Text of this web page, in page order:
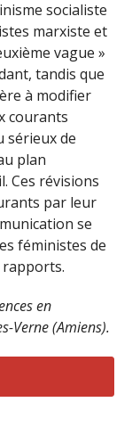
socialiste
marxiste et
vague »
tandis que
à modifier
courants
sérieux de
plan
Ces révisions
par leur
se
féministes de
rapports.
en
Verne (Amiens).